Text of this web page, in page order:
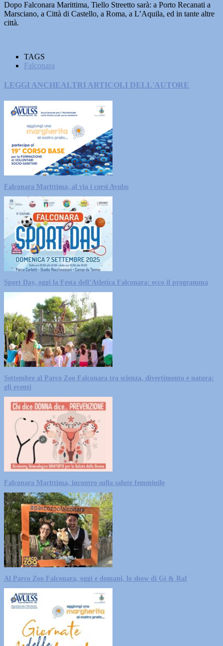
Dopo Falconara Marittima, Tiello Streetto sarà: a Porto Recanati a
Marsciano, a Città di Castello, a Roma, a L’Aquila, ed in tante altre
città.
TAGS
Falconara
LEGGI ANCHEALTRI ARTICOLI DELL'AUTORE
Falconara Marittima, al via i corsi Avulss
Sport Day, oggi la Festa dell’Atletica Falconara: ecco il programma
Settembre al Parco Zoo Falconara tra scienza, divertimento e natura:
gli eventi
Falconara Marittima, incontro sulla salute femminile
Al Parco Zoo Falconara, oggi e domani, lo show di Gi & Raf